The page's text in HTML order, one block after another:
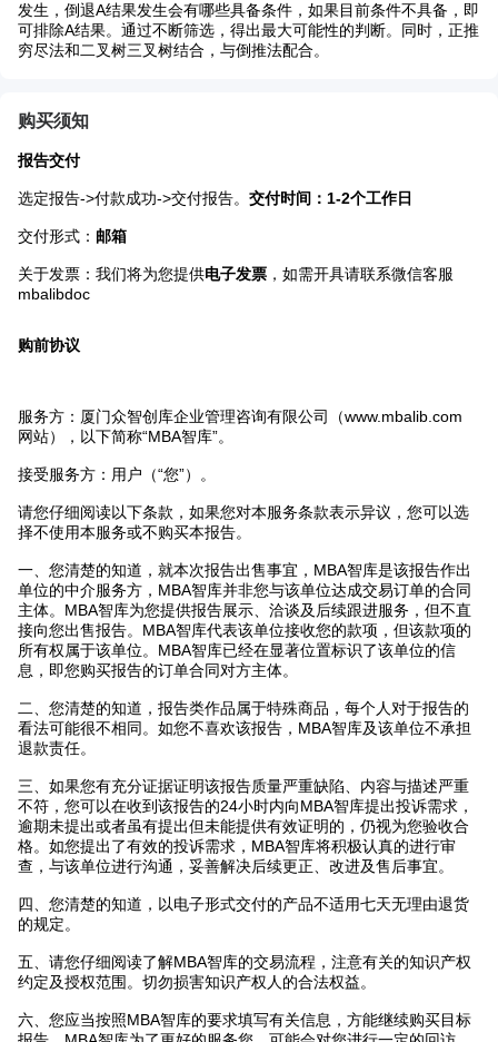
发生，倒退A结果发生会有哪些具备条件，如果目前条件不具备，即
可排除A结果。通过不断筛选，得出最大可能性的判断。同时，正推
穷尽法和二叉树三叉树结合，与倒推法配合。
购买须知
报告交付
选定报告->付款成功->交付报告。 交付时间：1-2个工作日
交付形式： 邮箱
关于发票：我们将为您提供电子发票 ，如需开具请联系微信客服
mbalibdoc
购前协议
服务方：厦门众智创库企业管理咨询有限公司（www.mbalib.com
网站），以下简称“MBA智库”。
接受服务方：用户（“您”）。
请您仔细阅读以下条款，如果您对本服务条款表示异议，您可以选
择不使用本服务或不购买本报告。
一、您清楚的知道，就本次报告出售事宜，MBA智库是该报告作出
单位的中介服务方，MBA智库并非您与该单位达成交易订单的合同
主体。MBA智库为您提供报告展示、洽谈及后续跟进服务，但不直
接向您出售报告。MBA智库代表该单位接收您的款项，但该款项的
所有权属于该单位。MBA智库已经在显著位置标识了该单位的信
息，即您购买报告的订单合同对方主体。
二、您清楚的知道，报告类作品属于特殊商品，每个人对于报告的
看法可能很不相同。如您不喜欢该报告，MBA智库及该单位不承担
退款责任。
三、如果您有充分证据证明该报告质量严重缺陷、内容与描述严重
不符，您可以在收到该报告的24小时内向MBA智库提出投诉需求，
逾期未提出或者虽有提出但未能提供有效证明的，仍视为您验收合
格。如您提出了有效的投诉需求，MBA智库将积极认真的进行审
查，与该单位进行沟通，妥善解决后续更正、改进及售后事宜。
四、您清楚的知道，以电子形式交付的产品不适用七天无理由退货
的规定。
五、请您仔细阅读了解MBA智库的交易流程，注意有关的知识产权
约定及授权范围。切勿损害知识产权人的合法权益。
六、您应当按照MBA智库的要求填写有关信息，方能继续购买目标